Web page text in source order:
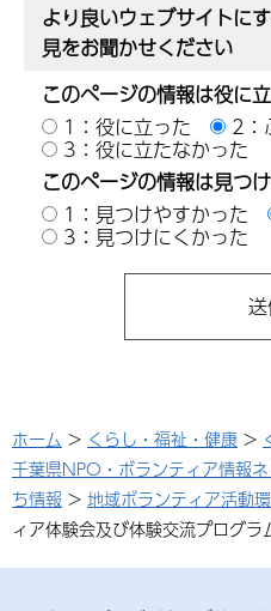
より良いウェブサイトに
見をお聞かせください
このページの情報は役に
1：役に立った
2：
3：役に立たなかった
このページの情報は見つ
1：見つけやすかった
3：見つけにくかった
ホーム > くらし・福祉・健康 >
千葉県NPO・ボランティア情報
ち情報 > 地域ボランティア活動
ィア体験会及び体験交流プログラ